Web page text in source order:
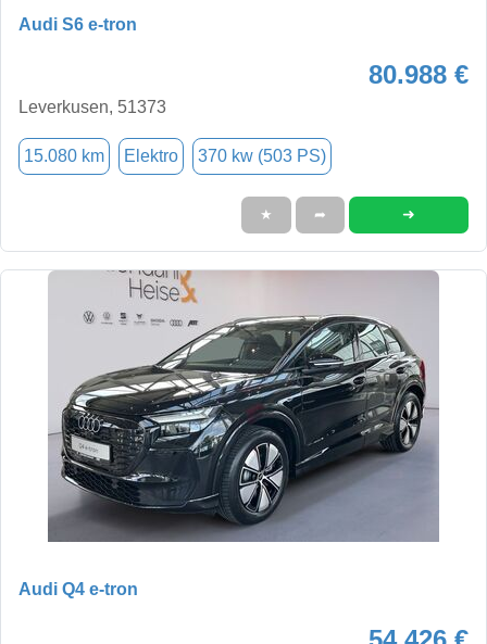
Audi S6 e-tron
80.988 €
Leverkusen, 51373
15.080 km Elektro 370 kw (503 PS)
★ ➦ ➜
Audi Q4 e-tron